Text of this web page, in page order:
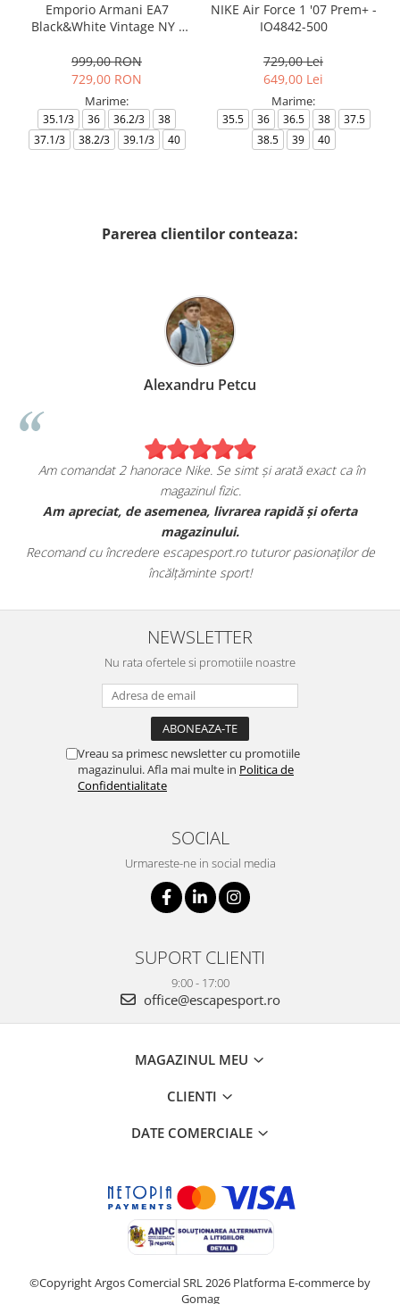
Emporio Armani EA7
Black&White Vintage NY -
999,00 RON
729,00 RON
Marime:
35.1/3 36 36.2/3
38
37.1/3
38.2/3 39.1/3 40
NIKE Air Force 1 '07 Prem+ -
IO4842-500
729,00 Lei
649,00 Lei
Marime:
35.5 36 36.5 38
37.5
38.5
39 40
Parerea clientilor conteaza:
Alexandru Petcu
Am comandat 2 hanorace Nike. Se simt și arată exact ca în
magazinul fizic.
Am apreciat, de asemenea, livrarea rapidă și oferta
magazinului.
Recomand cu încredere escapesport.ro tuturor pasionaților de
încălțăminte sport!
NEWSLETTER
Nu rata ofertele si promotiile noastre
Vreau sa primesc newsletter cu promotiile
magazinului. Afla mai multe in Politica de
Confidentialitate
SOCIAL
Urmareste-ne in social media
SUPORT CLIENTI
9:00 - 17:00
office@escapesport.ro
MAGAZINUL MEU
CLIENTI
DATE COMERCIALE
©Copyright Argos Comercial SRL 2026 Platforma E-commerce by
Gomag